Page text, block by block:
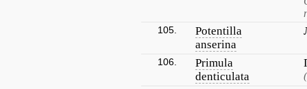
105.
Potentilla
anserina
106.
Primula
denticulata